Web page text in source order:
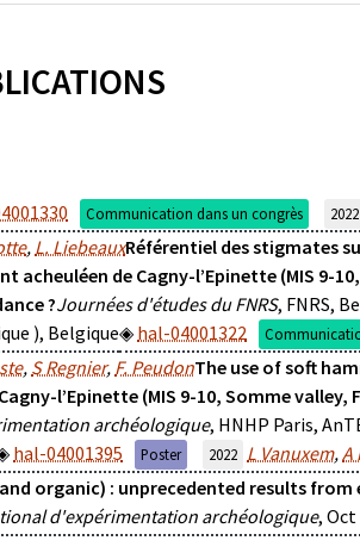
Communication dans un congrès 2022
, L. LiebeauxRéférentiel des stigmates
acheuléen de Cagny-l’Epinette (MIS 9-
?Journées d'études du FNRS, FNRS,
), Belgique
hal-04001322
, S Regnier, F. PeudonThe use of soft
l’Epinette (MIS 9-10, Somme valley,
archéologique, HNHP Paris,
hal-04001395 Poster 2022 L Vanuxem,A
organic) : unprecedented results
d'expérimentation archéologique, Oct